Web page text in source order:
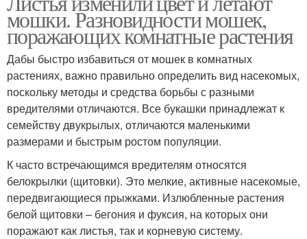
мошки. Разновидности мошек,
поражающих комнатные растения
Дабы быстро избавиться от мошек в комнатных
растениях, важно правильно определить вид насекомых,
поскольку методы и средства борьбы с разными
вредителями отличаются. Все букашки принадлежат к
семейству двукрылых, отличаются маленькими
размерами и быстрым ростом популяции.
К часто встречающимся вредителям относятся
белокрылки (щитовки). Это мелкие, активные насекомые,
передвигающиеся прыжками. Излюбленные растения
белой щитовки – бегония и фуксия, на которых они
поражают как листья, так и корневую систему.